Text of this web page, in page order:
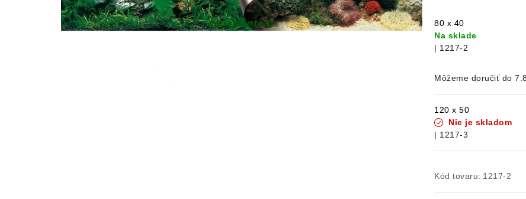
80 x 40
Na sklade
| 1217-2
120 x 50
Nie je skladom
| 1217-3
Kód tovaru: 1217-2